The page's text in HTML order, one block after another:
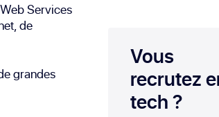
Services
de
grandes
Vous
recrutez
tech?